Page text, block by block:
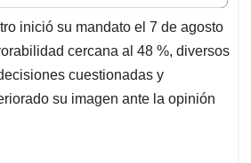
i
l
e
a
d
s
inició su mandato el 7 de agosto
cercana al 48 %, diversos
cuestionadas y
su imagen ante la opinión